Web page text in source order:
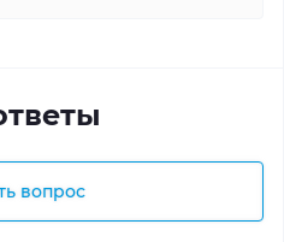
вопрос